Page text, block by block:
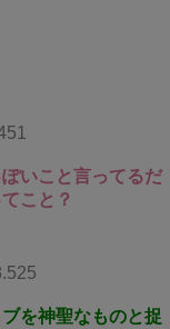
いこと言ってるだ
こと？
を神聖なものと捉